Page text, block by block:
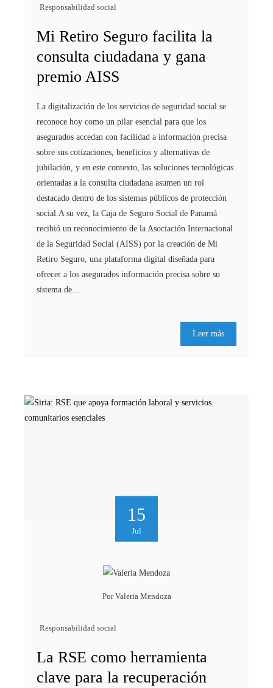
Responsabilidad social
Mi Retiro Seguro facilita la
consulta ciudadana y gana
premio AISS
La digitalización de los servicios de seguridad social se
reconoce hoy como un pilar esencial para que los
asegurados accedan con facilidad a información precisa
sobre sus cotizaciones, beneficios y alternativas de
jubilación, y en este contexto, las soluciones tecnológicas
orientadas a la consulta ciudadana asumen un rol
destacado dentro de los sistemas públicos de protección
social.A su vez, la Caja de Seguro Social de Panamá
recibió un reconocimiento de la Asociación Internacional
de la Seguridad Social (AISS) por la creación de Mi
Retiro Seguro, una plataforma digital diseñada para
ofrecer a los asegurados información precisa sobre su
sistema de…
Leer más
15
Jul
PorValeria Mendoza
Responsabilidad social
La RSE como herramienta
clave para la recuperación